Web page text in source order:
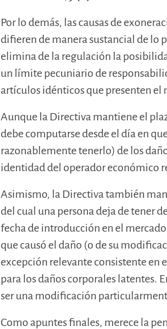
Por lo demás, las causas de
difieren de manera sustancial de lo
elimina de la regulación la
un límite pecuniario de
artículos idénticos que presenten el
Aunque la Directiva mantiene el
debe computarse desde el día en
razonablemente tenerlo) de los
identidad del operador económico
Asimismo, la Directiva también
del cual una persona deja de tener
fecha de introducción en el
que causó el daño (o de su
excepción relevante consistente en
para los daños corporales latentes.
ser una modificación
Como apuntes finales, merece la